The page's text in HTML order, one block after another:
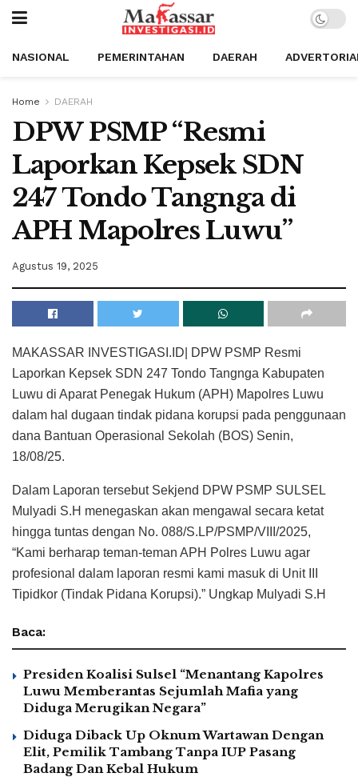
NASIONAL PEMERINTAHAN DAERAH
Home DAERAH
DPW PSMP “Resmi
Laporkan Kepsek SDN
247 Tondo Tangnga di
APH Mapolres Luwu”
Agustus 19, 2025
MAKASSAR INVESTIGASI.ID| DPW PSMP Resmi
Laporkan Kepsek SDN 247 Tondo Tangnga Kabupaten
Luwu di Aparat Penegak Hukum (APH) Mapolres Luwu
dalam hal dugaan tindak pidana korupsi pada penggunaan
dana Bantuan Operasional Sekolah (BOS) Senin,
18/08/25.
Dalam Laporan tersebut Sekjend DPW PSMP SULSEL
Mulyadi S.H menegaskan akan mengawal secara ketat
hingga tuntas dengan No. 088/S.LP/PSMP/VIII/2025,
“Kami berharap teman-teman APH Polres Luwu agar
profesional dalam laporan resmi kami masuk di Unit III
Tipidkor (Tindak Pidana Korupsi).” Ungkap Mulyadi S.H
Baca:
Presiden Koalisi Sulsel “Menantang Kapolres
Luwu Memberantas Sejumlah Mafia yang
Diduga Merugikan Negara”
Diduga Diback Up Oknum Wartawan Dengan
Elit, Pemilik Tambang Tanpa IUP Pasang
Badang Dan Kebal Hukum